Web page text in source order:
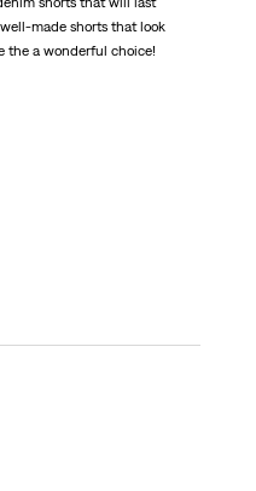
made shorts that look
the a wonderful choice!